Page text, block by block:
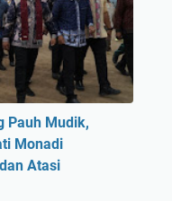
Pauh Mudik,
Monadi
Atasi